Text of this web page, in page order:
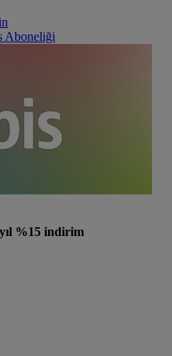
Aboneliği
%15 indirim